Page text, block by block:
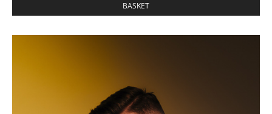
BASKET